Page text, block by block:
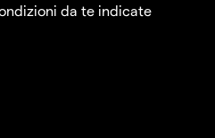
da te indicate